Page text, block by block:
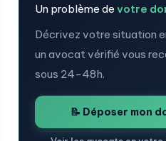
Un problème de votre
Décrivez votre situation
un avocat vérifié vous
sous 24-48h.
📝 Déposer mon